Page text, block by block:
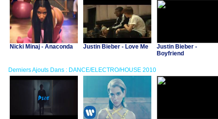
Nicki Minaj - Anaconda Justin Bieber - Love Me
Justin Bieber -
Boyfriend
Derniers Ajouts Dans : DANCE/ELECTRO/HOUSE 2010